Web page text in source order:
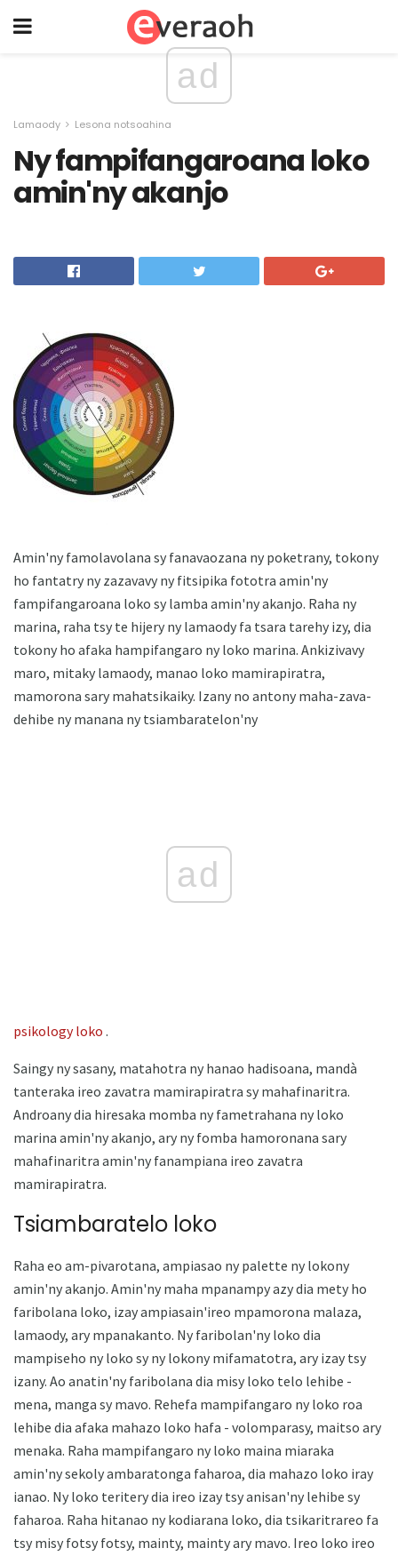
ad
Lamaody Lesona notsoahina
Ny fampifangaroana loko
amin'ny akanjo
Amin'ny famolavolana sy fanavaozana ny poketrany, tokony
ho fantatry ny zazavavy ny fitsipika fototra amin'ny
fampifangaroana loko sy lamba amin'ny akanjo. Raha ny
marina, raha tsy te hijery ny lamaody fa tsara tarehy izy, dia
tokony ho afaka hampifangaro ny loko marina. Ankizivavy
maro, mitaky lamaody, manao loko mamirapiratra,
mamorona sary mahatsikaiky. Izany no antony maha-zava-
dehibe ny manana ny tsiambaratelon'ny
ad
psikology loko .
Saingy ny sasany, matahotra ny hanao hadisoana, mandà
tanteraka ireo zavatra mamirapiratra sy mahafinaritra.
Androany dia hiresaka momba ny fametrahana ny loko
marina amin'ny akanjo, ary ny fomba hamoronana sary
mahafinaritra amin'ny fanampiana ireo zavatra
mamirapiratra.
Tsiambaratelo loko
Raha eo am-pivarotana, ampiasao ny palette ny lokony
amin'ny akanjo. Amin'ny maha mpanampy azy dia mety ho
faribolana loko, izay ampiasain'ireo mpamorona malaza,
lamaody, ary mpanakanto. Ny faribolan'ny loko dia
mampiseho ny loko sy ny lokony mifamatotra, ary izay tsy
izany. Ao anatin'ny faribolana dia misy loko telo lehibe -
mena, manga sy mavo. Rehefa mampifangaro ny loko roa
lehibe dia afaka mahazo loko hafa - volomparasy, maitso ary
menaka. Raha mampifangaro ny loko maina miaraka
amin'ny sekoly ambaratonga faharoa, dia mahazo loko iray
ianao. Ny loko teritery dia ireo izay tsy anisan'ny lehibe sy
faharoa. Raha hitanao ny kodiarana loko, dia tsikaritrareo fa
tsy misy fotsy fotsy, mainty, mainty ary mavo. Ireo loko ireo